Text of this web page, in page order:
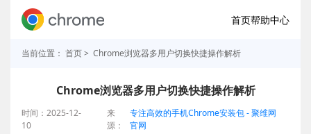
首页帮助中心
当前位置： 首页> Chrome浏览器多用户切换快捷操作解析
Chrome浏览器多用户切换快捷操作解析
时间：2025-12-
10
来
源：
专注高效的手机Chrome安装包 - 聚维网
官网